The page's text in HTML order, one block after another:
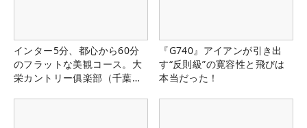
インター5分、都心から60分
のフラットな美観コース。大
栄カントリー俱楽部（千葉
『G740』アイアンが引き出
す“反則級”の寛容性と飛びは
本当だった！